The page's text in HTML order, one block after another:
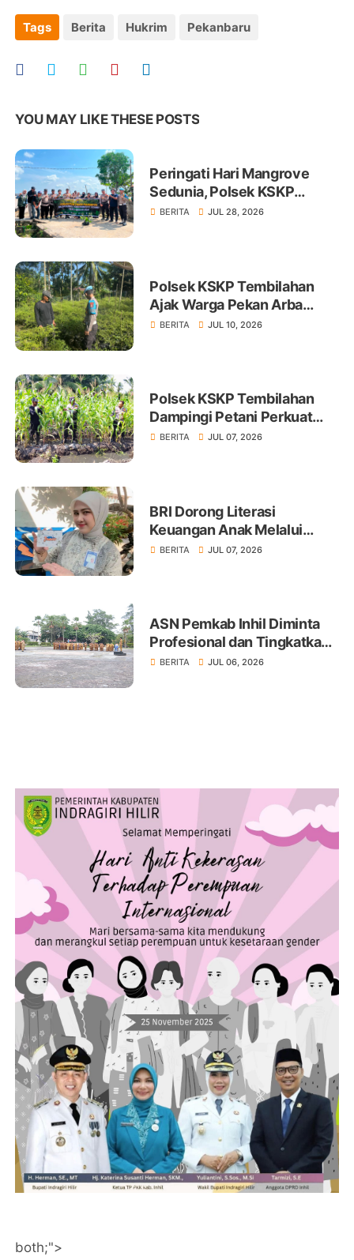
Tags Berita Hukrim Pekanbaru
YOU MAY LIKE THESE POSTS
Peringati Hari Mangrove
Sedunia, Polsek KSKP
Tembilahan Tanam 100 Bibit
BERITA JUL 28, 2026
Polsek KSKP Tembilahan
Ajak Warga Pekan Arba
Tanam Cabai Dukung
BERITA JUL 10, 2026
Polsek KSKP Tembilahan
Dampingi Petani Perkuat
Swasembada Pangan
BERITA JUL 07, 2026
BRI Dorong Literasi
Keuangan Anak Melalui
Produk BritAma Junio
BERITA JUL 07, 2026
ASN Pemkab Inhil Diminta
Profesional dan Tingkatkan
Pelayanan Publik
BERITA JUL 06, 2026
both;">